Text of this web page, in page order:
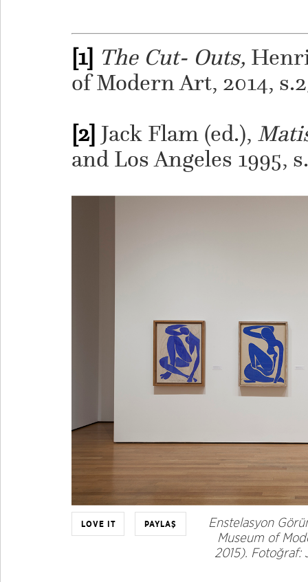
[1] The Cut- Outs,
of Modern Art, 2014,
[2] Jack Flam (ed.),
and Los Angeles 1995,
LOVE IT PAYLAŞ
Enstelasyon
Museum of
2015). Fotoğraf: